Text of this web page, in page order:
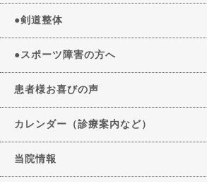
●剣道整体
●スポーツ障害の方へ
患者様お喜びの声
カレンダー（診療案内など）
当院情報